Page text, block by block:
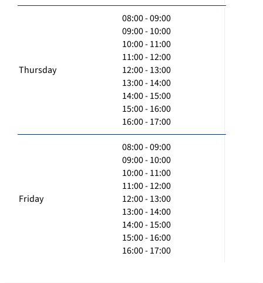
Thursday
08:00 - 09:00
09:00 - 10:00
10:00 - 11:00
11:00 - 12:00
12:00 - 13:00
13:00 - 14:00
14:00 - 15:00
15:00 - 16:00
16:00 - 17:00
Friday
08:00 - 09:00
09:00 - 10:00
10:00 - 11:00
11:00 - 12:00
12:00 - 13:00
13:00 - 14:00
14:00 - 15:00
15:00 - 16:00
16:00 - 17:00